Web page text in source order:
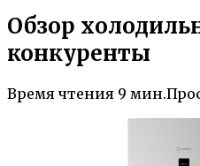
Обзор
конкуренты
Время чтения 9 мин.